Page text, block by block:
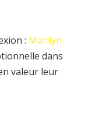
: Marilyn
dans
valeur leur